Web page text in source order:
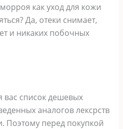
как уход для кожи
Да, отеки снимает,
и никаких побочных
вас список дешевых
аналогов лексрств
Поэтому перед покупкой